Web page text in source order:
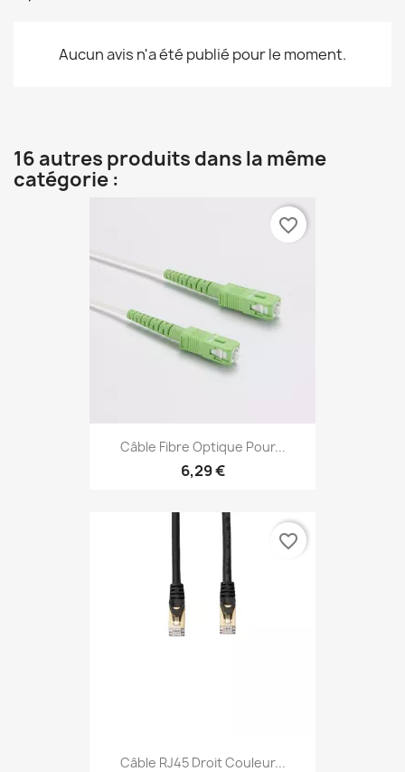
Aucun avis n'a été publié pour le moment.
16 autres produits dans la même
catégorie :
Câble Fibre Optique Pour...
6,29 €
favorite_border
Câble RJ45 Droit Couleur...
favorite_border